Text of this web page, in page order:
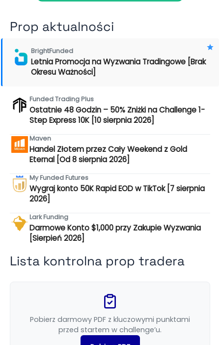
Prop aktualności
BrightFunded
Letnia Promocja na Wyzwania Tradingowe [Brak
Okresu Ważności]
Funded Trading Plus
Ostatnie 48 Godzin – 50% Zniżki na Challenge 1-
Step Express 10K [10 sierpnia 2026]
Maven
Handel Złotem przez Cały Weekend z Gold
Eternal [Od 8 sierpnia 2026]
My Funded Futures
Wygraj konto 50K Rapid EOD w TikTok [7 sierpnia
2026]
Lark Funding
Darmowe Konto $1,000 przy Zakupie Wyzwania
[Sierpień 2026]
Lista kontrolna prop tradera
Pobierz darmowy PDF z kluczowymi punktami
przed startem w challenge’u.